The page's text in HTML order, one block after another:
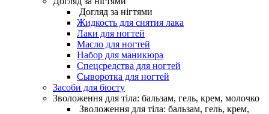
Догляд за нігтями
Жидкость для снятия лака
Лаки для ногтей
Масло для ногтей
Набор для маникюра
Спецсредства для ногтей
Сыворотка для ногтей
Засоби для бюсту
Зволоження для тіла: бальзам, гель, крем, молочко
Зволоження для тіла: бальзам, гель, крем,